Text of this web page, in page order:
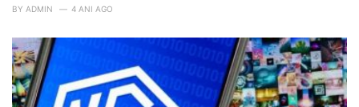
BY ADMIN 4 ANI AGO